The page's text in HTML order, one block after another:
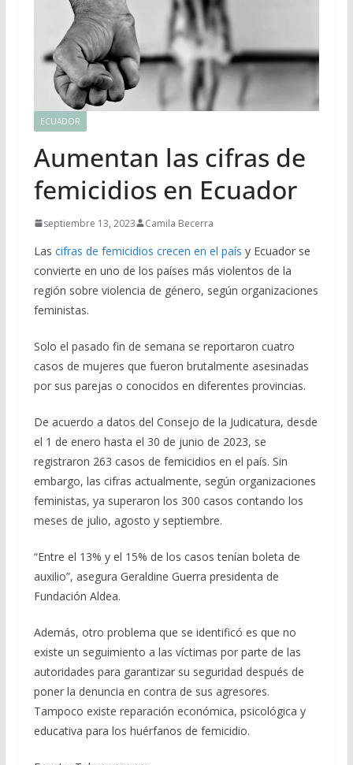
ECUADOR
Aumentan las cifras de
femicidios en Ecuador
septiembre 13, 2023 Camila Becerra
Las cifras de femicidios crecen en el país y Ecuador se
convierte en uno de los países más violentos de la
región sobre violencia de género, según organizaciones
feministas.
Solo el pasado fin de semana se reportaron cuatro
casos de mujeres que fueron brutalmente asesinadas
por sus parejas o conocidos en diferentes provincias.
De acuerdo a datos del Consejo de la Judicatura, desde
el 1 de enero hasta el 30 de junio de 2023, se
registraron 263 casos de femicidios en el país. Sin
embargo, las cifras actualmente, según organizaciones
feministas, ya superaron los 300 casos contando los
meses de julio, agosto y septiembre.
“Entre el 13% y el 15% de los casos tenían boleta de
auxilio”, asegura Geraldine Guerra presidenta de
Fundación Aldea.
Además, otro problema que se identificó es que no
existe un seguimiento a las víctimas por parte de las
autoridades para garantizar su seguridad después de
poner la denuncia en contra de sus agresores.
Tampoco existe reparación económica, psicológica y
educativa para los huérfanos de femicidio.